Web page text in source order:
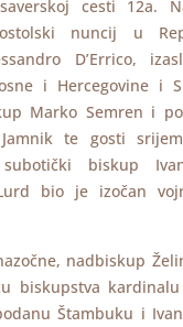
cesti 12a.
nuncij u
D’Errico,
i Hercegovine i
Marko Semren i
te gosti
biskup
bio je izočan
nadbiskup
biskupstva kardinalu
Štambuku i